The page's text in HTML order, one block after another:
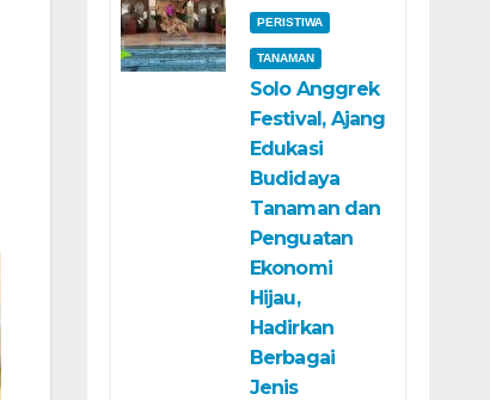
PERISTIWA
TANAMAN
Solo Anggrek
Festival, Ajang
Edukasi
Budidaya
Tanaman dan
Penguatan
Ekonomi
Hijau,
Hadirkan
Berbagai
Jenis